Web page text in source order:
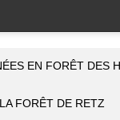
EN FORÊT DES
FORÊT DE RETZ